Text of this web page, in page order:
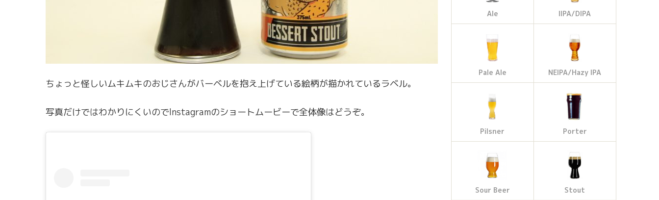
ちょっと怪しいムキムキのおじさんがバーベルを抱え上げている絵柄が描かれているラベル。
写真だけではわかりにくいのでInstagramのショートムービーで全体像はどうぞ。
Ale IIPA/DIPA
Pale Ale NEIPA/Hazy IPA
Pilsner Porter
Sour Beer Stout